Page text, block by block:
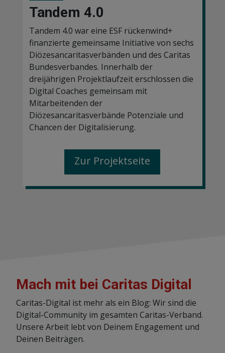
Tandem 4.0
Tandem 4.0 war eine ESF rückenwind+
finanzierte gemeinsame Initiative von sechs
Diözesancaritasverbänden und des Caritas
Bundesverbandes. Innerhalb der
dreijährigen Projektlaufzeit erschlossen die
Digital Coaches gemeinsam mit
Mitarbeitenden der
Diözesancaritasverbände Potenziale und
Chancen der Digitalisierung.
Zur Projektseite
Mach mit bei Caritas Digital
Caritas-Digital ist mehr als ein Blog: Wir sind die
Digital-Community im gesamten Caritas-Verband.
Unsere Arbeit lebt von Deinem Engagement und
Deinen Beiträgen.